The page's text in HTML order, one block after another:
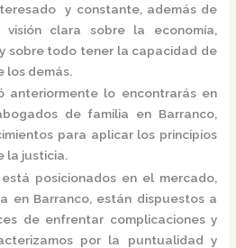
y constante, además de
clara sobre la economía,
sobre todo tener la capacidad de
los demás.
anteriormente lo encontrarás en
de familia en Barranco,
para aplicar los principios
la justicia.
posicionados en el mercado,
en Barranco, están dispuestos a
de enfrentar complicaciones y
por la puntualidad y